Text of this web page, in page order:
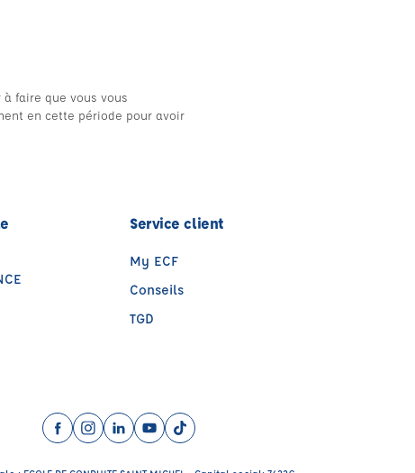
faire que vous vous
en cette période pour avoir
Service client
My ECF
Conseils
TGD
Facebook (nouvelle fenêtre)
Instagram (nouvelle fenêtre)
LinkedIn (nouvelle fenêtre)
YouTube (nouvelle fenêtre)
TikTok (nouvelle fenêtre)